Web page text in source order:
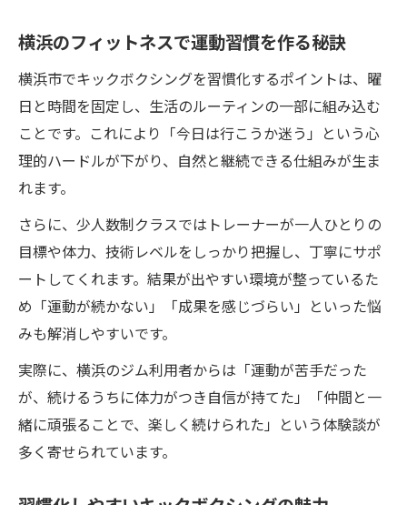
横浜のフィットネスで運動習慣を作る秘訣
横浜市でキックボクシングを習慣化するポイントは、曜
日と時間を固定し、生活のルーティンの一部に組み込む
ことです。これにより「今日は行こうか迷う」という心
理的ハードルが下がり、自然と継続できる仕組みが生ま
れます。
さらに、少人数制クラスではトレーナーが一人ひとりの
目標や体力、技術レベルをしっかり把握し、丁寧にサポ
ートしてくれます。結果が出やすい環境が整っているた
め「運動が続かない」「成果を感じづらい」といった悩
みも解消しやすいです。
実際に、横浜のジム利用者からは「運動が苦手だった
が、続けるうちに体力がつき自信が持てた」「仲間と一
緒に頑張ることで、楽しく続けられた」という体験談が
多く寄せられています。